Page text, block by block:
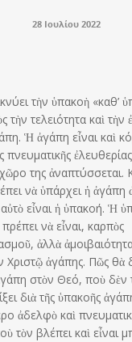
28 Ιουλίου 2022
τὴν ὑπακοὴ «καθ’
τὴν τελειότητα καὶ τὴν
Ἡ ἀγάπη εἶναι καὶ
πνευματικῆς
της ἀναπτύσσεται.
νὰ ὑπάρχει ἡ ἀγάπη
αὐτὸ εἶναι ἡ ὑπακοή. Ἡ
πρέπει νὰ εἶναι, καρπὸς
ἀλλὰ
Χριστῷ ἀγάπης. Πῶς θὰ
στὸν Θεό, ποὺ δὲν
διὰ τῆς ὑπακοῆς
ἀδελφὸ καὶ
τὸν βλέπει καὶ εἶναι